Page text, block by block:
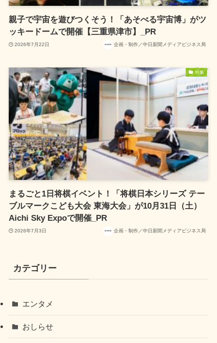
親子で宇宙を遊びつくそう！「あそべる宇宙博」がツ
ッキードームで開催【三重県津市】_PR
2026年7月22日 企画・制作／中日新聞メディアビジネス局
特集
まるごと1日将棋イベント！「将棋日本シリーズ テー
ブルマークこども大会 東海大会」が10月31日（土）
Aichi Sky Expoで開催_PR
2026年7月3日 企画・制作／中日新聞メディアビジネス局
カテゴリー
エンタメ
おしらせ